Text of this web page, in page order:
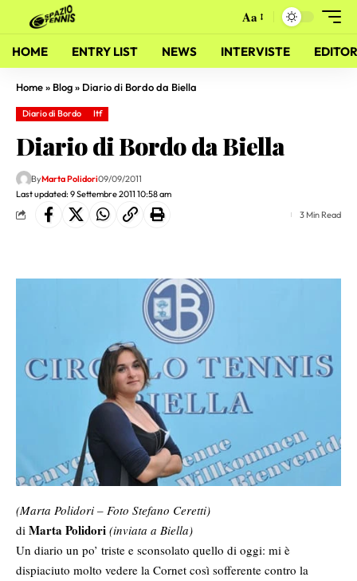
Aa
HOME ENTRY LIST NEWS INTERVISTE
Home» Blog» Diario di Bordo da Biella
Diario di Bordo Itf
Diario di Bordo da Biella
Last updated: 9 Settembre 2011 10:58 am
ByMarta Polidori09/09/2011
3 Min Read
(Marta Polidori – Foto Stefano Ceretti)
di Marta Polidori (inviata a Biella)
Un diario un po’ triste e sconsolato quello di oggi: mi è
dispiaciuto molto vedere la Cornet così sofferente contro la